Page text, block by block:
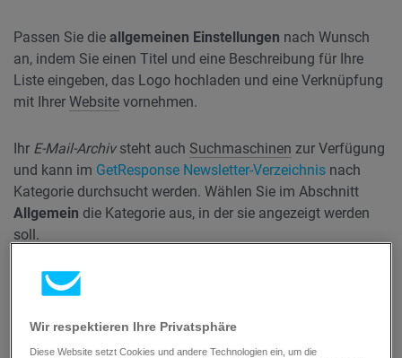
Passen Sie die allgemeinen Einstellungen nach Wunsch
an, indem Sie einen Titel und eine Beschreibung für Ihre
Liste eingeben, das Logo hochladen und eine Verknüpfung
mit Ihrer Website vornehmen.
Ihr E-Mail-Archivsteht auch Suchmaschinen zur Verfügung
und kann im GetResponse Newsletter-Verzeichnis nach
Kategorie durchsucht werden. Wählen Sie im Abschnitt
Allgemein die Kategorie aus, in der sie angezeigt werden
soll.
Wenn Sie nicht möchten, dass Ihre Nachrichten in
Option im AbschnittAbonnementin den
Listeneinstellungen deaktivieren, indem Sie auf den
Wir respektieren Ihre Privatsphäre
Diese Website setzt Cookies und andere Technologien ein, um die